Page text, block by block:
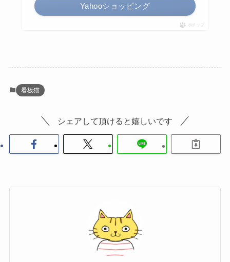
Yahooショッピング
ポチップ
看板猫
シェアして頂けると嬉しいです